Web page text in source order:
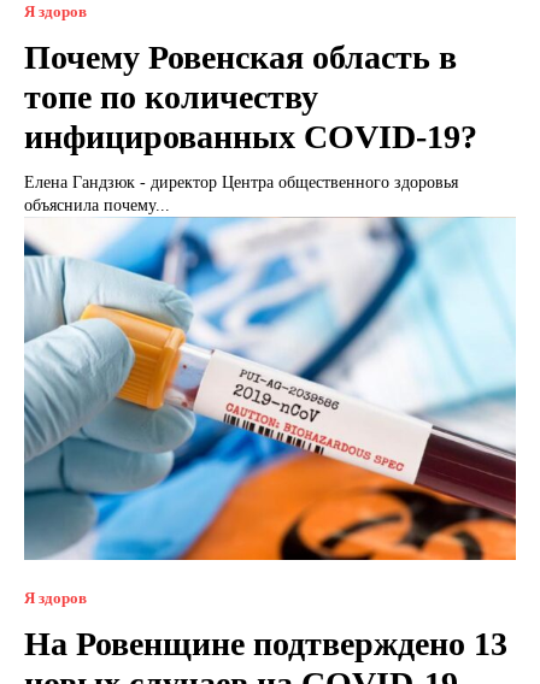
Я здоров
Почему Ровенская область в
топе по количеству
инфицированных COVID-19?
Елена Гандзюк - директор Центра общественного здоровья
объяснила почему...
Я здоров
На Ровенщине подтверждено 13